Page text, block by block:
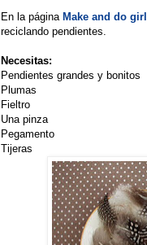
En la página Make and do girl
reciclando pendientes.
Necesitas:
Pendientes grandes y bonitos
Plumas
Fieltro
Una pinza
Pegamento
Tijeras